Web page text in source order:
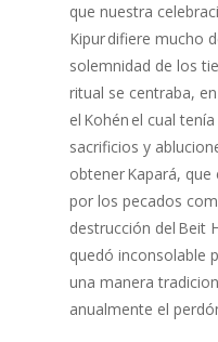
que nuestra
Kipur difiere mucho
solemnidad de los
ritual se centraba,
el Kohén el cual
sacrificios y
obtener Kapará,
por los pecados
destrucción del Beit
quedó inconsolable
una manera
anualmente el